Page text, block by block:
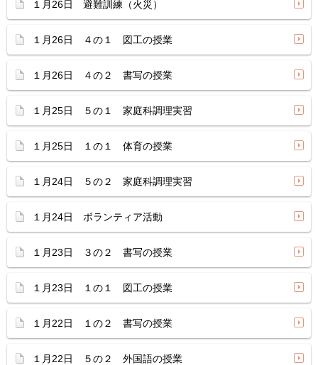
１月26日 避難訓練（火災）
１月26日 ４の１ 図工の授業
１月26日 ４の２ 書写の授業
１月25日 ５の１ 家庭科調理実習
１月25日 １の１ 体育の授業
１月24日 ５の２ 家庭科調理実習
１月24日 ボランティア活動
１月23日 ３の２ 書写の授業
１月23日 １の１ 図工の授業
１月22日 １の２ 書写の授業
１月22日 ５の２ 外国語の授業